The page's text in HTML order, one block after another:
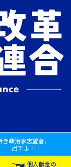
き政治家志望者、
出でよ！
個人献金の